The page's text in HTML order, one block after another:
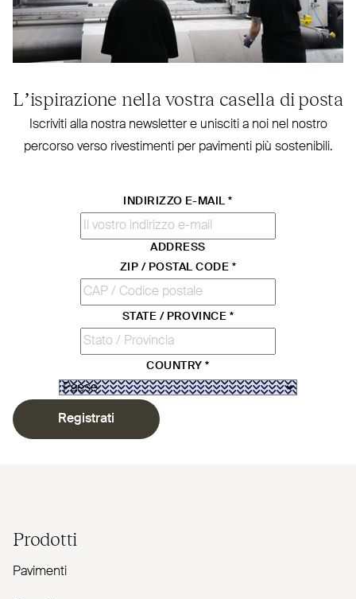
L’ispirazione nella vostra casella di posta
Iscriviti alla nostra new­sletter e unisciti a noi nel nostro
percorso verso rive­stimenti per pavimenti più sostenibili.
INDIRIZZO E-MAIL*
ADDRESS
ZIP / POSTAL CODE *
STATE / PROVINCE *
COUNTRY*
Registrati
Prodotti
Pavimenti